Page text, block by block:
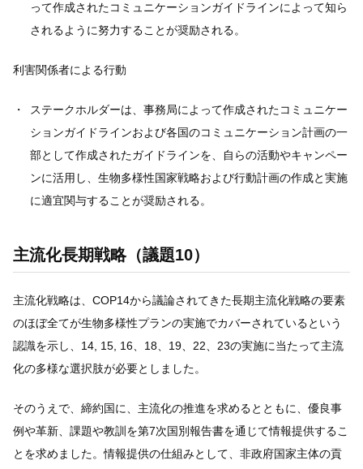
って作成されたコミュニケーションガイドラインによって知ら
されるように努力することが奨励される。
利害関係者による行動
ステークホルダーは、事務局によって作成されたコミュニケー
ションガイドラインおよび各国のコミュニケーション計画の一
部として作成されたガイドラインを、自らの活動やキャンペー
ンに活用し、生物多様性国家戦略および行動計画の作成と実施
に適宜関与することが奨励される。
主流化長期戦略（議題10）
主流化戦略は、COP14から議論されてきた長期主流化戦略の要素
のほぼ全てが生物多様性プランの実施でカバーされているという
認識を示し、14, 15, 16、18、19、22、23の実施に当たって主流
化の多様な選択肢が必要としました。
そのうえで、締約国に、主流化の推進を求めるとともに、優良事
例や革新、課題や教訓を第7次国別報告書を通じて情報提供するこ
とを求めました。情報提供の仕組みとして、非政府国家主体の貢